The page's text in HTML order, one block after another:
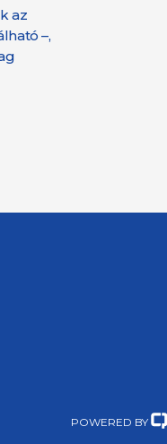
az
–,
POWERED BY